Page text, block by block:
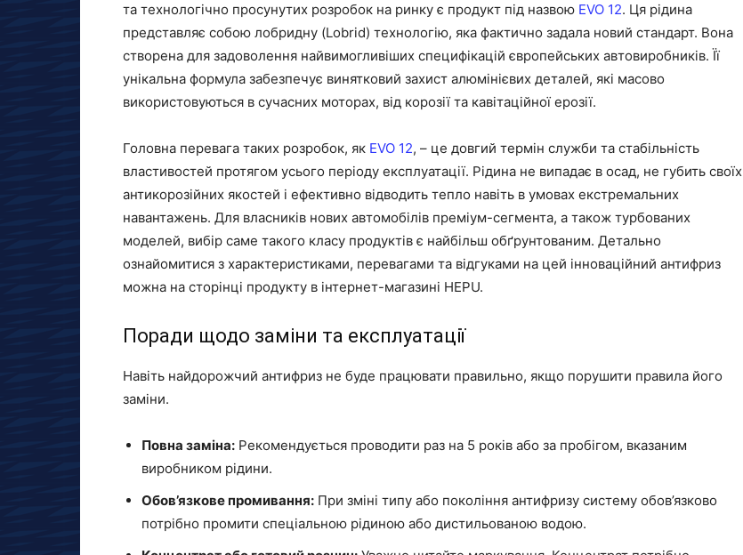
та технологічно просунутих розробок на ринку є продукт під назвою EVO 12. Ця рідина
представляє собою лобридну (Lobrid) технологію, яка фактично задала новий стандарт. Вона
створена для задоволення найвимогливіших специфікацій європейських автовиробників. Її
унікальна формула забезпечує винятковий захист алюмінієвих деталей, які масово
використовуються в сучасних моторах, від корозії та кавітаційної ерозії.
Головна перевага таких розробок, як EVO 12, – це довгий термін служби та стабільність
властивостей протягом усього періоду експлуатації. Рідина не випадає в осад, не губить своїх
антикорозійних якостей і ефективно відводить тепло навіть в умовах екстремальних
навантажень. Для власників нових автомобілів преміум-сегмента, а також турбованих
моделей, вибір саме такого класу продуктів є найбільш обґрунтованим. Детально
ознайомитися з характеристиками, перевагами та відгуками на цей інноваційний антифриз
можна на сторінці продукту в інтернет-магазині HEPU.
Поради щодо заміни та експлуатації
Навіть найдорожчий антифриз не буде працювати правильно, якщо порушити правила його
заміни.
Повна заміна: Рекомендується проводити раз на 5 років або за пробігом, вказаним
виробником рідини.
Обов’язкове промивання: При зміні типу або покоління антифризу систему обов’язково
потрібно промити спеціальною рідиною або дистильованою водою.